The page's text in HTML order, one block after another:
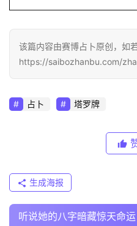
该篇内容由赛博占卜原创，如
https://saibozhanbu.com/
占卜 塔罗牌
生成海报
听说她的八字暗藏惊天命运